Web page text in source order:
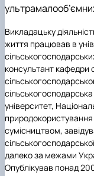
Викладацьку
життя працював в
консультант кафедри
університет,
сумісництвом,
далеко за межами
Опублікував понад